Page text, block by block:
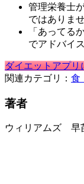
管理栄養士
ではありま
「あってる
でアドバイス
ダイエットアプリ
関連カテゴリ： 食
著者
ウィリアムズ 早